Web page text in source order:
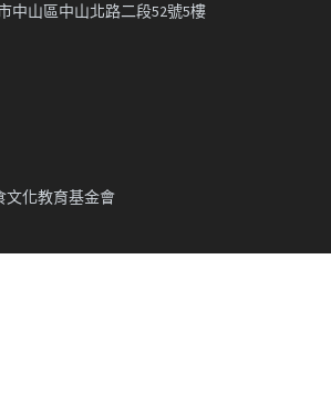
中山區中山北路二段52號5樓
文化教育基金會